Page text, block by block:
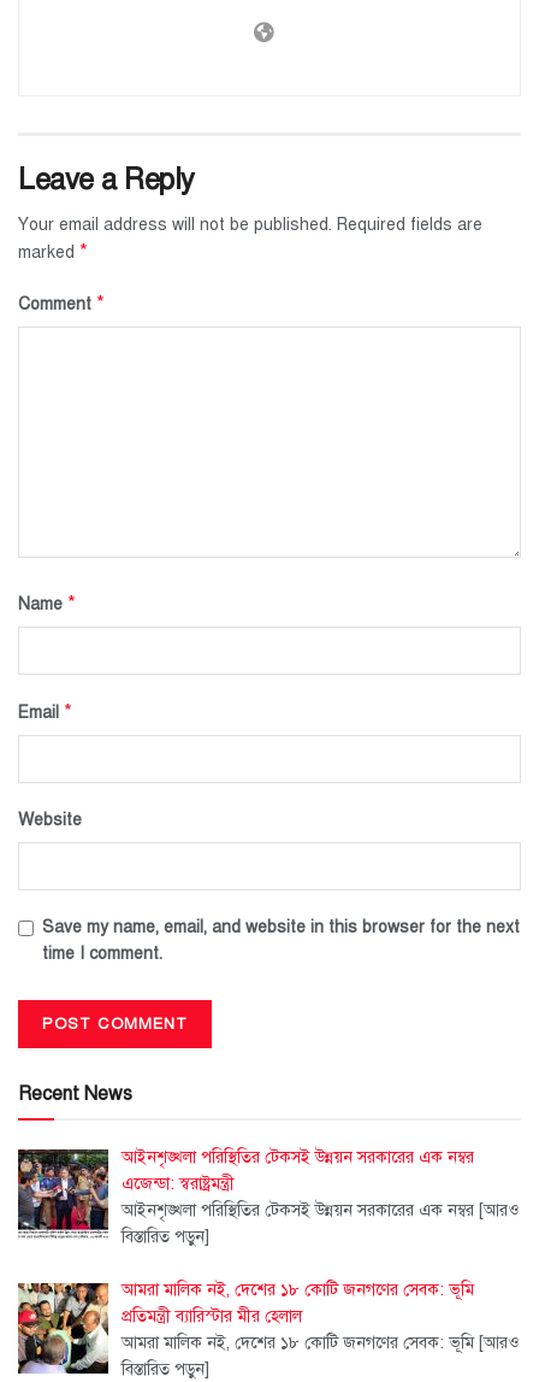
Leave a Reply
Your email address will not be published. Required fields are
marked *
Comment *
Name *
Email *
Website
Save my name, email, and website in this browser for the next
time I comment.
Recent News
আইনশৃঙ্খলা পরিস্থিতির টেকসই উন্নয়ন সরকারের এক নম্বর
এজেন্ডা: স্বরাষ্ট্রমন্ত্রী
আইনশৃঙ্খলা পরিস্থিতির টেকসই উন্নয়ন সরকারের এক নম্বর [আরও
বিস্তারিত পড়ুন]
আমরা মালিক নই, দেশের ১৮ কোটি জনগণের সেবক: ভূমি
প্রতিমন্ত্রী ব্যারিস্টার মীর হেলাল
আমরা মালিক নই, দেশের ১৮ কোটি জনগণের সেবক: ভূমি [আরও
বিস্তারিত পড়ুন]